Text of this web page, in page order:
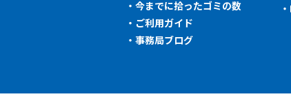
今までに拾ったゴミの数
ご利用ガイド
事務局ブログ